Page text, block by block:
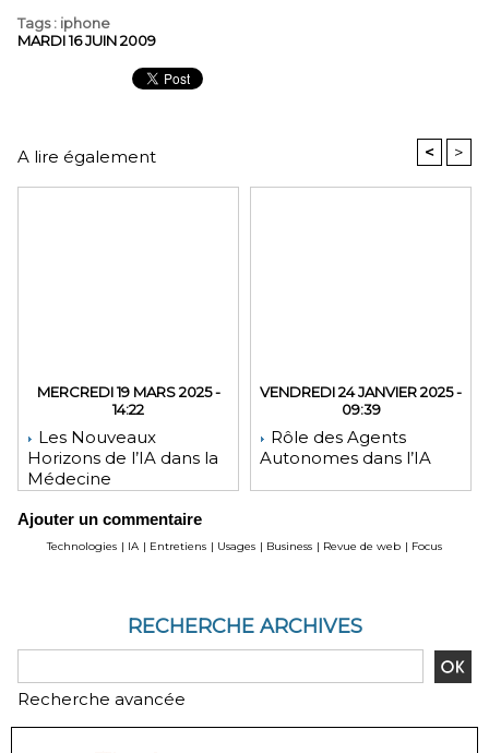
Tags: iphone
MARDI 16 JUIN 2009
A lire également < >
MERCREDI 19 MARS 2025 -
14:22
Les Nouveaux
Horizons de l’IA dans la
Médecine
VENDREDI 24 JANVIER 2025 -
09:39
Rôle des Agents
Autonomes dans l’IA
Ajouter un commentaire
Technologies | IA | Entretiens | Usages | Business | Revue de web | Focus
RECHERCHE ARCHIVES
Recherche avancée